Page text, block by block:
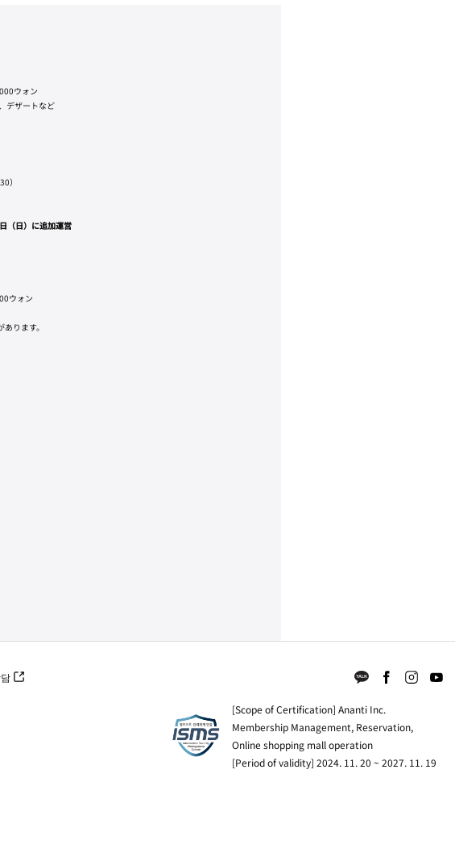
ウォン
デザートなど
）
（日）に追加運営
ウォン
ります。
[Scope of Certification] Ananti Inc.
Membership Management, Reservation,
Online shopping mall operation
[Period of validity] 2024. 11. 20 ~ 2027. 11. 19